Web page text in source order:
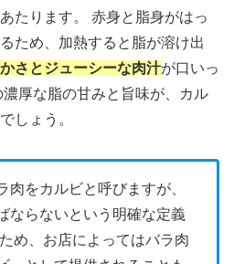
たります。 赤身と脂身がはっ
ため、加熱すると脂が溶け出
さとジューシーな肉汁が口いっ
厚な脂の甘みと旨味が、カル
しょう。
肉をカルビと呼びますが、
ならないという明確な定義
め、お店によってはバラ肉